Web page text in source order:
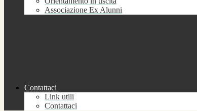
Associazione Ex Alunni
Contattaci
Link utili
Contattaci